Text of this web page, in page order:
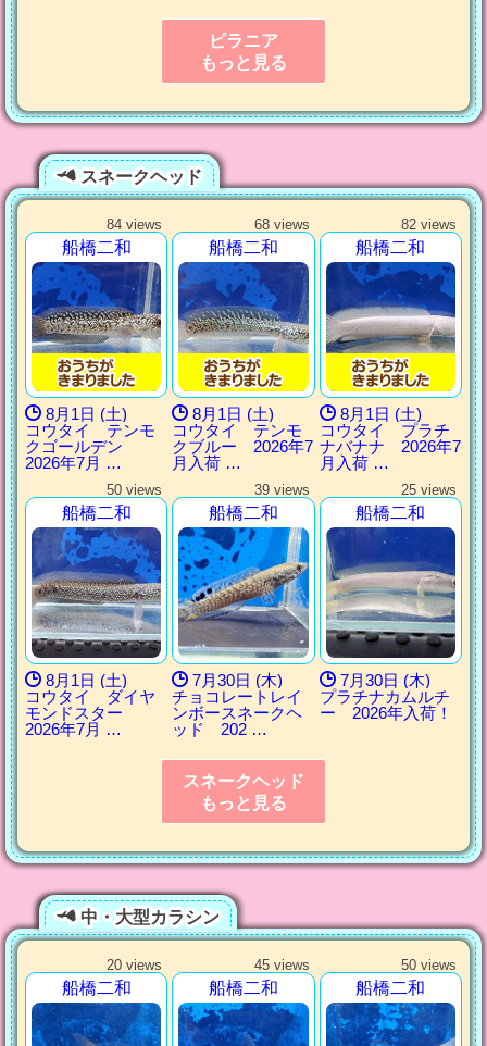
ピラニア
もっと見る
スネークヘッド
84 views
船橋二和
8月1日 (土)
コウタイ テンモ
クゴールデン
2026年7月 …
68 views
船橋二和
8月1日 (土)
コウタイ テンモ
クブルー 2026年7
月入荷 …
82 views
船橋二和
8月1日 (土)
コウタイ プラチ
ナバナナ 2026年7
月入荷 …
50 views
船橋二和
8月1日 (土)
コウタイ ダイヤ
モンドスター
2026年7月 …
39 views
船橋二和
7月30日 (木)
チョコレートレイ
ンボースネークヘ
ッド 202 …
25 views
船橋二和
7月30日 (木)
プラチナカムルチ
ー 2026年入荷！
スネークヘッド
もっと見る
中・大型カラシン
20 views
船橋二和
45 views
船橋二和
50 views
船橋二和